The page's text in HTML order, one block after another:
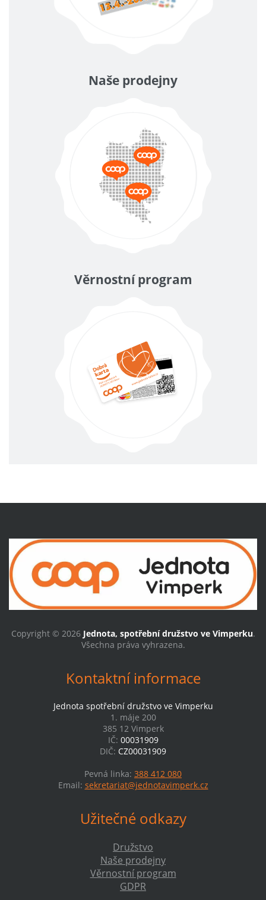
Naše prodejny
Věrnostní program
Copyright © 2026 Jednota, spotřební družstvo ve Vimperku.
Všechna práva vyhrazena.
Kontaktní informace
Jednota spotřební družstvo ve Vimperku
1. máje 200
385 12 Vimperk
IČ: 00031909
DIČ: CZ00031909
Pevná linka: 388 412 080
Email: sekretariat@jednotavimperk.cz
Užitečné odkazy
Družstvo
Naše prodejny
Věrnostní program
GDPR